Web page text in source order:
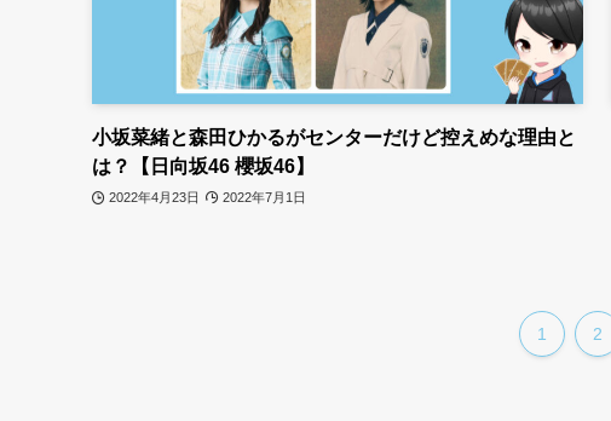
小坂菜緒と森田ひかるがセンターだけど控えめな理由と
は？【日向坂46 櫻坂46】
2022年4月23日 2022年7月1日
1 2